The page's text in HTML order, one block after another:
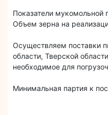
Показатели мукомольной
Объем зерна на
Осуществляем поставки
области, Тверской
необходимое для
Минимальная партия к